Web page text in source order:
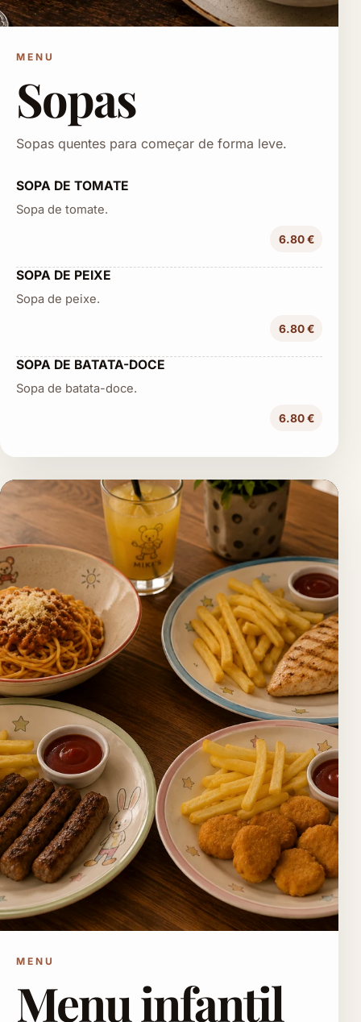
MENU
Sopas
Sopas quentes para começar de forma leve.
SOPA DE TOMATE
Sopa de tomate.
6.80 €
SOPA DE PEIXE
Sopa de peixe.
6.80 €
SOPA DE BATATA-DOCE
Sopa de batata-doce.
6.80 €
MENU
Menu infantil